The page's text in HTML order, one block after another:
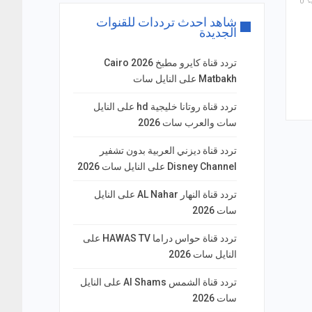
شاهد احدث ترددات للقنوات
الجديدة
تردد قناة كايرو مطبخ 2026 Cairo
Matbakh على النايل سات
تردد قناة روتانا خليجية hd على النايل
سات والعرب سات 2026
تردد قناة ديزني العربية بدون تشفير
Disney Channel على النايل سات 2026
تردد قناة النهار AL Nahar على النايل
سات 2026
تردد قناة حواس دراما HAWAS TV على
النايل سات 2026
تردد قناة الشمس Al Shams على النايل
سات 2026